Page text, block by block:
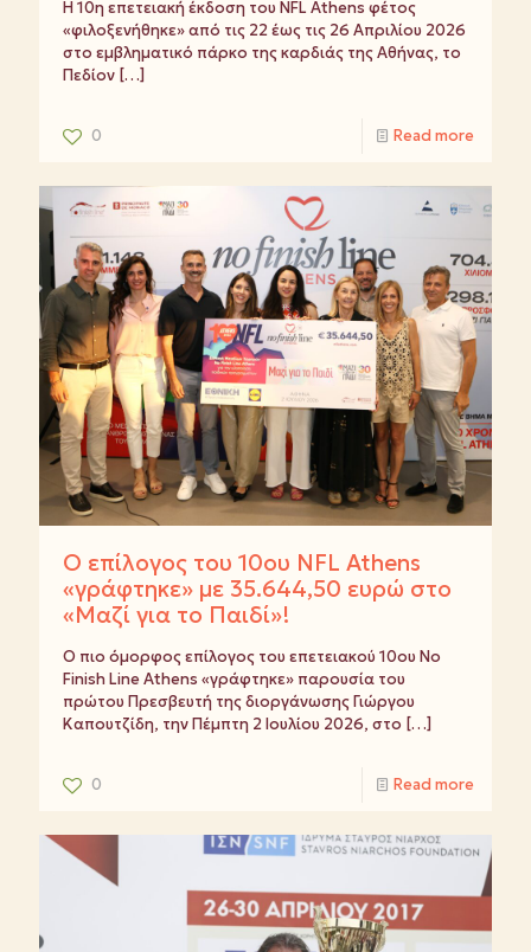
Η 10η επετειακή έκδοση του NFL Athens φέτος
«φιλοξενήθηκε» από τις 22 έως τις 26 Απριλίου 2026
στο εμβληματικό πάρκο της καρδιάς της Αθήνας, το
Πεδίον […]
0 Read more
Ο επίλογος του 10ου NFL Athens
«γράφτηκε» με 35.644,50 ευρώ στο
«Μαζί για το Παιδί»!
Ο πιο όμορφος επίλογος του επετειακού 10ου No
Finish Line Athens «γράφτηκε» παρουσία του
πρώτου Πρεσβευτή της διοργάνωσης Γιώργου
Καπουτζίδη, την Πέμπτη 2 Ιουλίου 2026, στο […]
0 Read more